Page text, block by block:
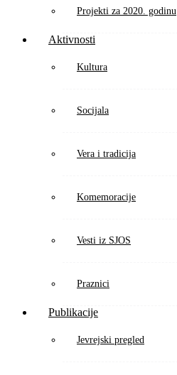
Projekti za 2020. godinu
Aktivnosti
Kultura
Socijala
Vera i tradicija
Komemoracije
Vesti iz SJOS
Praznici
Publikacije
Jevrejski pregled